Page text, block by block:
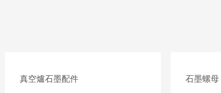
真空爐石墨配件 石墨螺母